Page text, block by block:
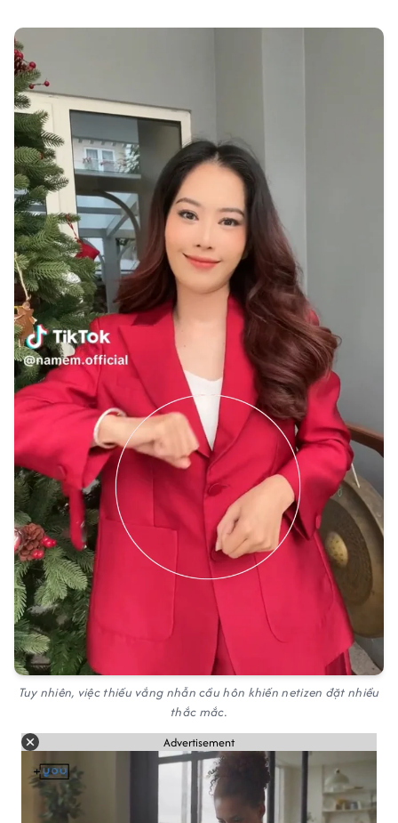
Tuy nhiên, việc thiếu vắng nhẫn cầu hôn khiến netizen đặt nhiều
thắc mắc.
Advertisement